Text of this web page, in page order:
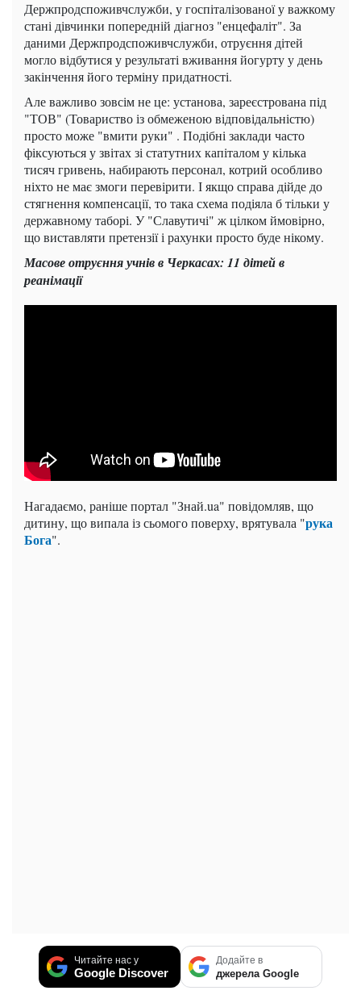
Держпродспоживчслужби, у госпіталізованої у важкому
стані дівчинки попередній діагноз "енцефаліт". За
даними Держпродспоживчслужби, отруєння дітей
могло відбутися у результаті вживання йогурту у день
закінчення його терміну придатності.
Але важливо зовсім не це: установа, зареєстрована під
"ТОВ" (Товариство із обмеженою відповідальністю)
просто може "вмити руки" . Подібні заклади часто
фіксуються у звітах зі статутних капіталом у кілька
тисяч гривень, набирають персонал, котрий особливо
ніхто не має змоги перевірити. І якщо справа дійде до
стягнення компенсації, то така схема подіяла б тільки у
державному таборі. У "Славутичі" ж цілком ймовірно,
що виставляти претензії і рахунки просто буде нікому.
Масове отруєння учнів в Черкасах: 11 дітей в
реанімації
Нагадаємо, раніше портал "Знай.ua" повідомляв, що
дитину, що випала із сьомого поверху, врятувала "рука
Бога".
Читайте нас у
Google Discover
Додайте в
джерела Google